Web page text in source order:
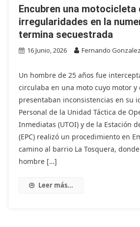
Encubren una motocicleta
irregularidades en la
termina secuestrada
16 Junio, 2026 Fernando
Un hombre de 25 años fue
circulaba en una moto cuyo motor y
presentaban inconsistencias en su
Personal de la Unidad Táctica de
Inmediatas (UTOI) y de la Estación
(EPC) realizó un procedimiento en
camino al barrio La Tosquera,
hombre […]
Leer más...